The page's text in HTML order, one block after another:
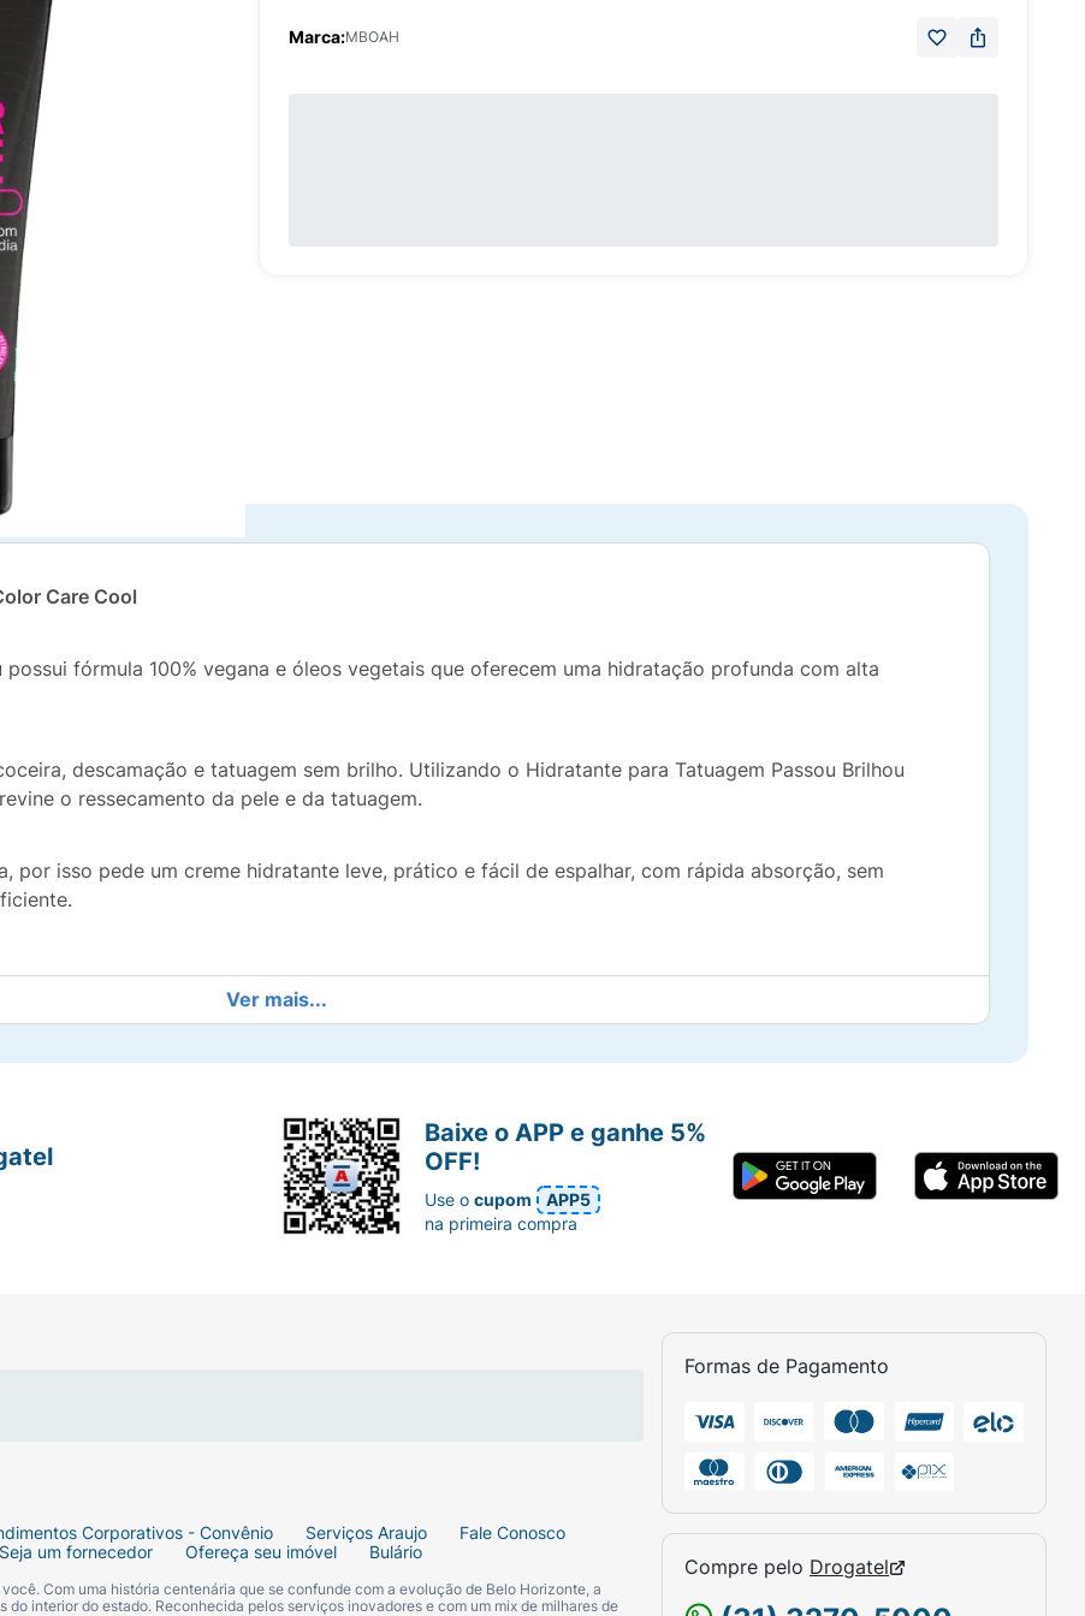
Marca:MBOAH
Care Cool
fórmula 100% vegana e óleos vegetais que oferecem uma hidratação profunda com alta
descamação e tatuagem sem brilho. Utilizando o Hidratante para Tatuagem Passou Brilhou
o ressecamento da pele e da tatuagem.
por isso pede um creme hidratante leve, prático e fácil de espalhar, com rápida absorção, sem
proteção dos pigmentos contra o desbotamento.
contra a ação da radiação solar.
colágeno e elastina, para manter a estrutura da pele e preservar os traços originais do desenho.
banho e sempre que desejar, massageando suavemente. Pode ser usado em todo o corpo.
animal e finalizado sem testes em animais.
Ver mais...
Corporativos - Convênio Serviços Araujo
Fale Conosco
Seja um fornecedor Ofereça seu imóvel Bulário
Com uma história centenária que se confunde com a evolução de Belo Horizonte, a
interior do estado. Reconhecida pelos serviços inovadores e com um mix de milhares de
Formas de Pagamento
Compre pelo Drogatel
Baixe o APP e ganhe 5%
OFF!
Use ocupom
APP5
na primeira compra